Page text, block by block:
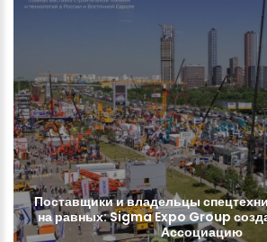
Поставщикиивладельцы
наравных:SigmaExpo Group
Ассоциацию